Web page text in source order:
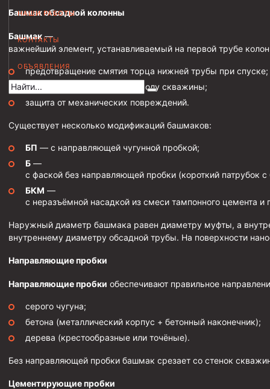
НАШИ РАБОТЫ
КОНТАКТЫ
ОБЪЯВЛЕНИЯ
Муфта НКВ 60
Муфта НКТ 60
Муфта НКВ 89
Муфта НКТ 48
Муфта НКТ 33
Обсадные трубы и муфты к ним
ГОСТ 31446-2017
ГОСТ 632-80
Муфта ОТТМ 102
Муфта ОТТГ 245
Муфта БТС 245
Муфта БТС 178
Башмак обсадной колонны
Башмак—
важнейший элемент, устанавливаемый на первой трубе
предотвращение смятия торца нижней трубы при спуске;
направление колонны по стволу скважины;
защита от механических повреждений.
Существует несколько модификаций башмаков:
БП — с направляющей чугунной пробкой;
Б —
с фаской без направляющей пробки (короткий патрубок
БКМ —
с неразъёмной насадкой из смеси тампонного цемента и
Наружный диаметр башмака равен диаметру муфты, а
внутреннему диаметру обсадной трубы. На поверхности
Направляющие пробки
Направляющие пробки обеспечивают правильное
серого чугуна;
бетона (металлический корпус + бетонный наконечник);
дерева (крестообразные или точёные).
Без направляющей пробки башмак срезает со стенок
Цементирующие пробки